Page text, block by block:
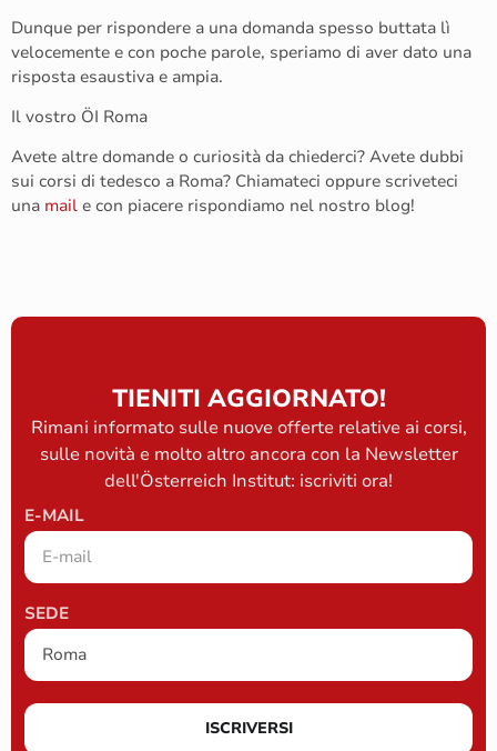
Dunque per rispondere a una domanda spesso buttata lì
velocemente e con poche parole, speriamo di aver dato una
risposta esaustiva e ampia.
Il vostro ÖI Roma
Avete altre domande o curiosità da chiederci? Avete dubbi
sui corsi di tedesco a Roma? Chiamateci oppure scriveteci
una mail e con piacere rispondiamo nel nostro blog!
TIENITI AGGIORNATO!
Rimani informato sulle nuove offerte relative ai corsi,
sulle novità e molto altro ancora con la Newsletter
dell'Österreich Institut: iscriviti ora!
E-MAIL
SEDE
ISCRIVERSI